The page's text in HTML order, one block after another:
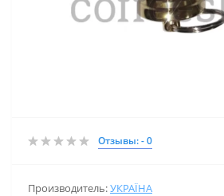
Отзывы: - 0
Производитель:УКРАЇНА